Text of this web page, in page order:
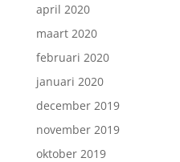
april 2020
maart 2020
februari 2020
januari 2020
december 2019
november 2019
oktober 2019